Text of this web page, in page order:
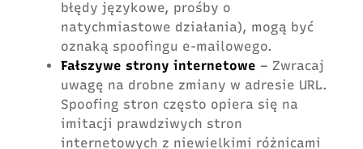
błędy językowe, prośby o
natychmiastowe działania), mogą być
oznaką spoofingu e-mailowego.
Fałszywe strony internetowe – Zwracaj
uwagę na drobne zmiany w adresie URL.
Spoofing stron często opiera się na
imitacji prawdziwych stron
internetowych z niewielkimi różnicami